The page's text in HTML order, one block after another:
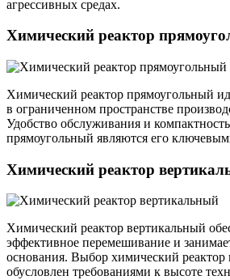
агрессивных средах.
Химический реактор
Химический реактор прямоугольный
в ограниченном пространстве
Удобство обслуживания и
прямоугольный являются его
Химический реактор
Химический реактор вертикальный
эффективное перемешивание и
основания. Выбор химический реактор
обусловлен требованиями к высоте